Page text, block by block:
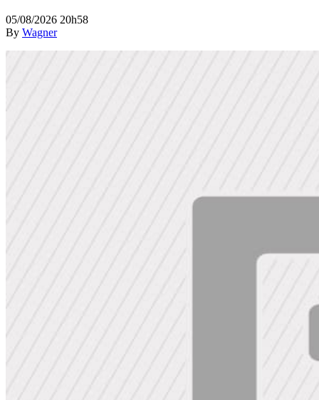
05/08/2026 20h58
By Wagner